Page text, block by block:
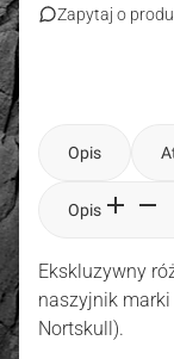
Zapytaj o
Opis
Opis
Ekskluzywny
naszyjnik marki
Nortskull).